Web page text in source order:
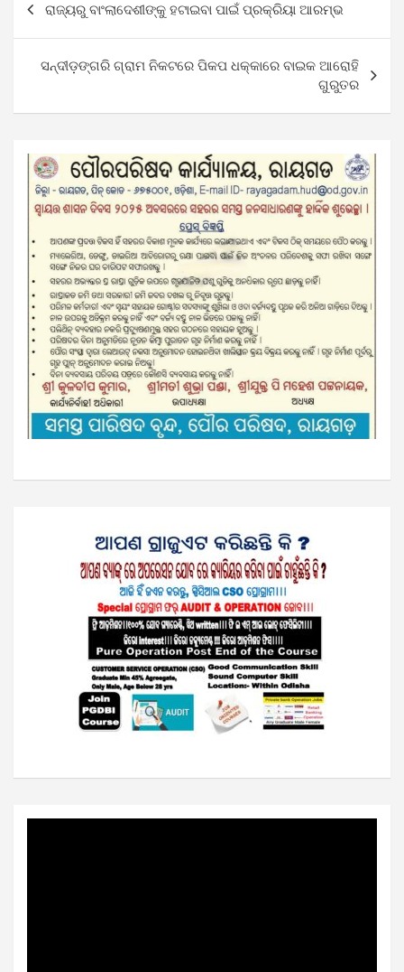
navigation
ରାଜ୍ୟରୁ ବାଂଲାଦେଶୀଙ୍କୁ ହଟାଇବା ପାଇଁ ପ୍ରକ୍ରିୟା ଆରମ୍ଭ
ସନ୍ଦୀଡ଼ଙ୍ଗରି ଗ୍ରାମ ନିକଟରେ ପିକପ ଧକ୍କାରେ ବାଇକ ଆରୋହି
ଗୁରୁତର